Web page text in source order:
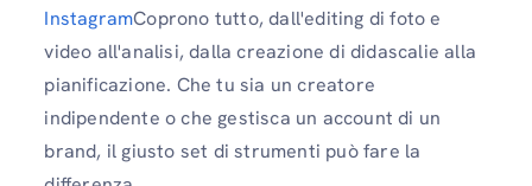
InstagramCoprono tutto, dall'editing di foto e
video all'analisi, dalla creazione di didascalie alla
pianificazione. Che tu sia un creatore
indipendente o che gestisca un account di un
brand, il giusto set di strumenti può fare la